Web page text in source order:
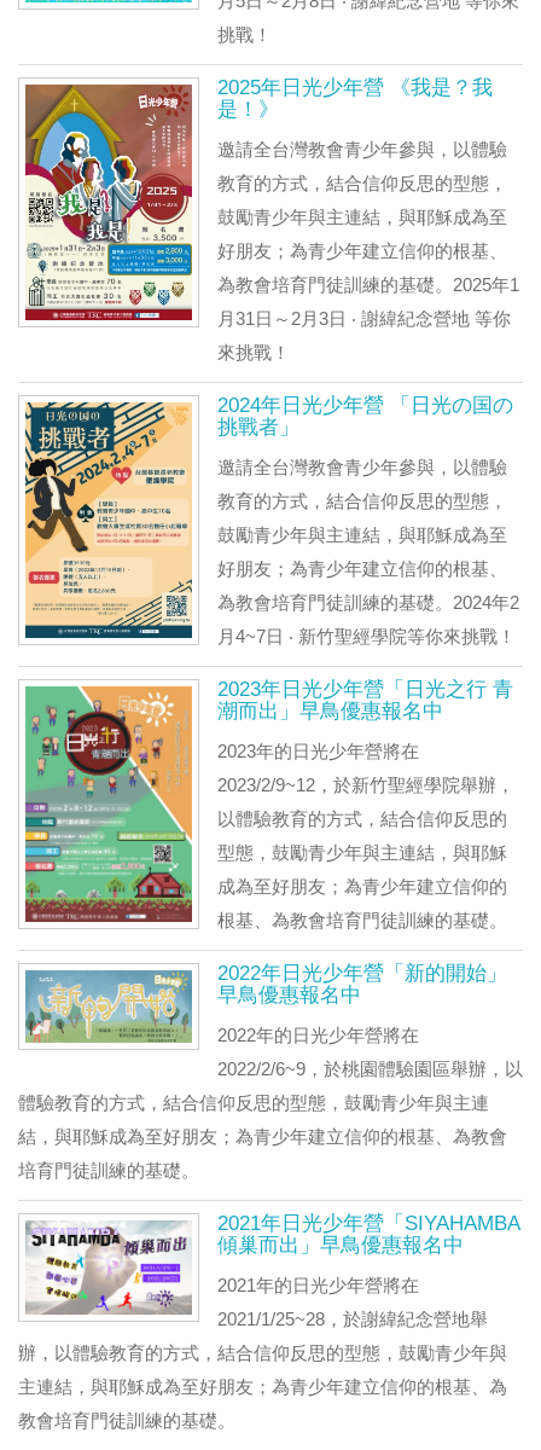
挑戰！
2025年日光少年營 《我是？我
是！》
邀請全台灣教會青少年參與，以體驗
教育的方式，結合信仰反思的型態，
鼓勵青少年與主連結，與耶穌成為至
好朋友；為青少年建立信仰的根基、
為教會培育門徒訓練的基礎。2025年1
月31日～2月3日 ‧ 謝緯紀念營地 等你
來挑戰！
2024年日光少年營 「日光の国の
挑戰者」
邀請全台灣教會青少年參與，以體驗
教育的方式，結合信仰反思的型態，
鼓勵青少年與主連結，與耶穌成為至
好朋友；為青少年建立信仰的根基、
為教會培育門徒訓練的基礎。2024年2
月4~7日 ‧ 新竹聖經學院等你來挑戰！
2023年日光少年營「日光之行 青
潮而出」早鳥優惠報名中
2023年的日光少年營將在
2023/2/9~12，於新竹聖經學院舉辦，
以體驗教育的方式，結合信仰反思的
型態，鼓勵青少年與主連結，與耶穌
成為至好朋友；為青少年建立信仰的
根基、為教會培育門徒訓練的基礎。
2022年日光少年營「新的開始」
早鳥優惠報名中
2022年的日光少年營將在
2022/2/6~9，於桃園體驗園區舉辦，以
體驗教育的方式，結合信仰反思的型態，鼓勵青少年與主連
結，與耶穌成為至好朋友；為青少年建立信仰的根基、為教會
培育門徒訓練的基礎。
2021年日光少年營「SIYAHAMBA
傾巢而出」早鳥優惠報名中
2021年的日光少年營將在
2021/1/25~28，於謝緯紀念營地舉
辦，以體驗教育的方式，結合信仰反思的型態，鼓勵青少年與
主連結，與耶穌成為至好朋友；為青少年建立信仰的根基、為
教會培育門徒訓練的基礎。